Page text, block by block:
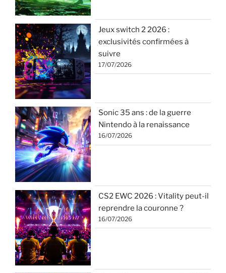
Jeux switch 2 2026 :
exclusivités confirmées à
suivre
17/07/2026
Sonic 35 ans : de la guerre
Nintendo à la renaissance
16/07/2026
CS2 EWC 2026 : Vitality peut-il
reprendre la couronne ?
16/07/2026